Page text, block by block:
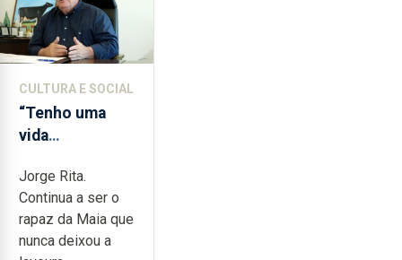
CULTURA E SOCIAL
“Tenho uma
vida
cheia de
trabalho,
dedicação,
gosto e muita
Jorge Rita.
Continua a ser o
rapaz da Maia que
nunca deixou a